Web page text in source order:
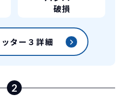
破損
ター３詳細
2